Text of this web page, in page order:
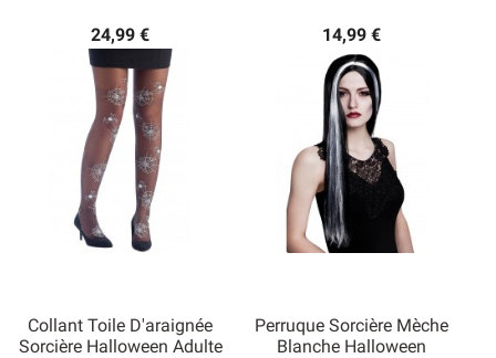
24,99 € 14,99 €
Collant Toile D'araignée
Sorcière Halloween Adulte
Perruque Sorcière Mèche
Blanche Halloween